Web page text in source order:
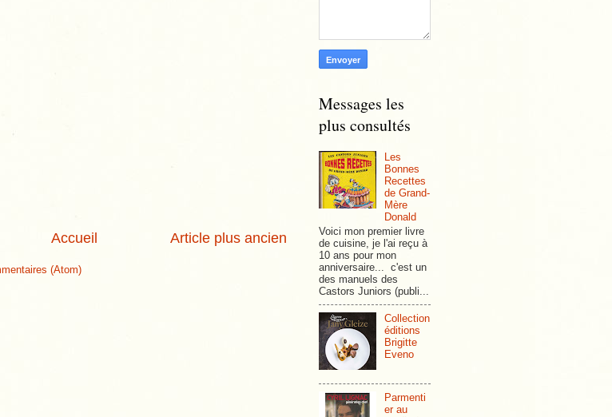
Article plus ancien
Accueil
(Atom)
Messages les
plus consultés
Les
Bonnes
Recettes
de Grand-
Mère
Donald
Voici mon premier livre
de cuisine, je l'ai reçu à
10 ans pour mon
anniversaire... c'est un
des manuels des
Castors Juniors (publi...
Collection
éditions
Brigitte
Eveno
Parmenti
er au